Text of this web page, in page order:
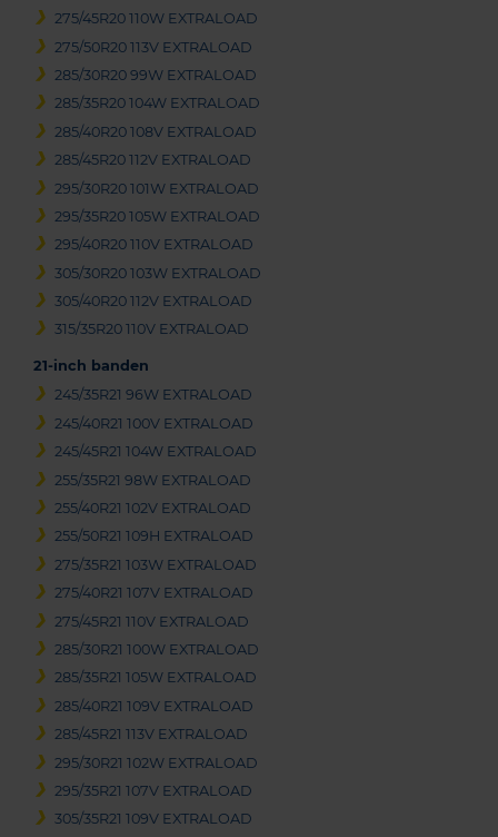
275/45R20 110W EXTRALOAD
275/50R20 113V EXTRALOAD
285/30R20 99W EXTRALOAD
285/35R20 104W EXTRALOAD
285/40R20 108V EXTRALOAD
285/45R20 112V EXTRALOAD
295/30R20 101W EXTRALOAD
295/35R20 105W EXTRALOAD
295/40R20 110V EXTRALOAD
305/30R20 103W EXTRALOAD
305/40R20 112V EXTRALOAD
315/35R20 110V EXTRALOAD
21-inch banden
245/35R21 96W EXTRALOAD
245/40R21 100V EXTRALOAD
245/45R21 104W EXTRALOAD
255/35R21 98W EXTRALOAD
255/40R21 102V EXTRALOAD
255/50R21 109H EXTRALOAD
275/35R21 103W EXTRALOAD
275/40R21 107V EXTRALOAD
275/45R21 110V EXTRALOAD
285/30R21 100W EXTRALOAD
285/35R21 105W EXTRALOAD
285/40R21 109V EXTRALOAD
285/45R21 113V EXTRALOAD
295/30R21 102W EXTRALOAD
295/35R21 107V EXTRALOAD
305/35R21 109V EXTRALOAD